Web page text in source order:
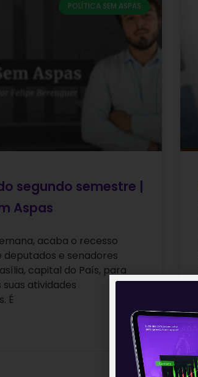
POLÍTICA SEM ASPAS
segundo semestre |
Aspas
acaba o recesso
e senadores
capital do País, para
atividades
É